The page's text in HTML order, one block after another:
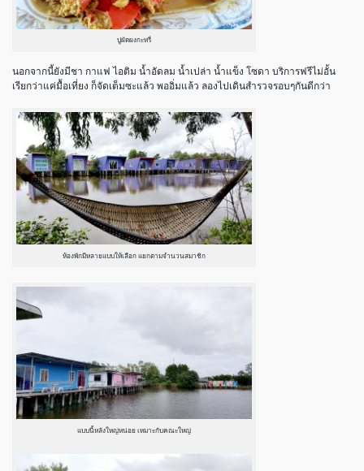
ปูผัดผงกะหรี่
นอกจากนี้ยังมีชา กาแฟ ไอติม น้ำอัดลม น้ำเปล่า น้ำแข็ง โซดา บริการฟรีไม่อั้น
เรียกว่าแค่มื้อเที่ยง ก็จัดเต็มซะแล้ว พออิ่มแล้ว ลองไปเดินสำรวจรอบๆกันดีกว่า
ห้องพักมีหลายแบบให้เลือก แยกตามจำนวนสมาชิก
แบบนี้หลังใหญ่หน่อย เหมาะกับคณะใหญ่